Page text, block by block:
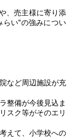
、売主様に寄り添
い”の強みについ
など周辺施設が充
整備が今後見込ま
スク等がそのエリ
えて、小学校への